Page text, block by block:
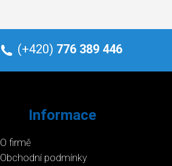
(+420) 776 389 446
Informace
O firmě
Obchodní podmínky